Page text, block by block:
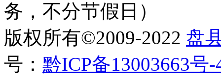
务，不分节假日）
版权所有©2009-2022 盘
号： 黔ICP备13003663号-